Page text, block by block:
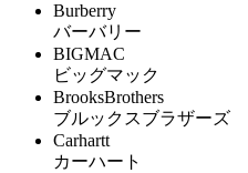
Burberry
バーバリー
BIGMAC
ビッグマック
BrooksBrothers
ブルックスブラザーズ
Carhartt
カーハート